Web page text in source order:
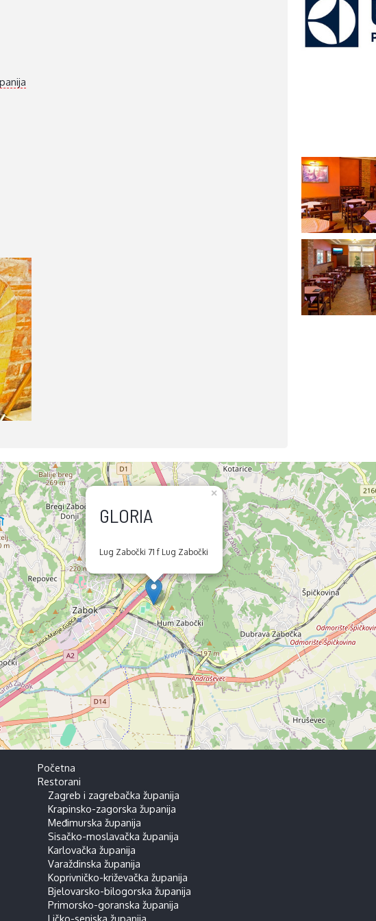
GLORIA
Lug Zabočki 71 f Lug Zabočki
×
Početna
Restorani
Zagreb i zagrebačka županija
Krapinsko-zagorska županija
Međimurska županija
Sisačko-moslavačka županija
Karlovačka županija
Varaždinska županija
Koprivničko-križevačka županija
Bjelovarsko-bilogorska županija
Primorsko-goranska županija
Ličko-senjska županija